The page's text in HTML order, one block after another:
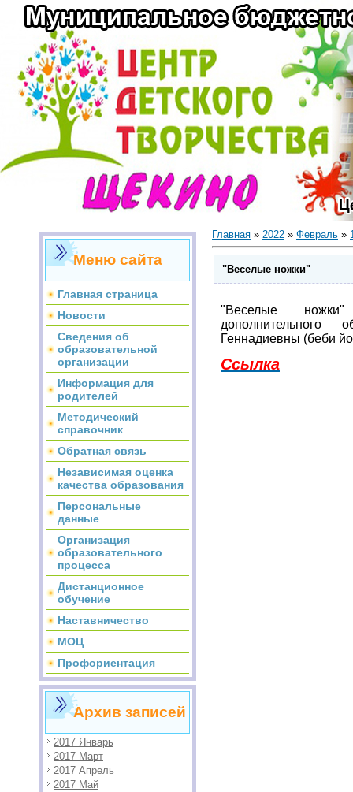
Меню сайта
Главная страница
Новости
Сведения об
образовательной
организации
Информация для
родителей
Методический
справочник
Обратная связь
Независимая оценка
качества образования
Персональные
данные
Организация
образовательного
процесса
Дистанционное
обучение
Наставничество
МОЦ
Профориентация
Архив записей
2017 Январь
2017 Март
2017 Апрель
2017 Май
Главная » 2022 » Февраль »
"Веселые ножки"
"Веселые
дополнительного
Геннадиевны (беби
Ссылка